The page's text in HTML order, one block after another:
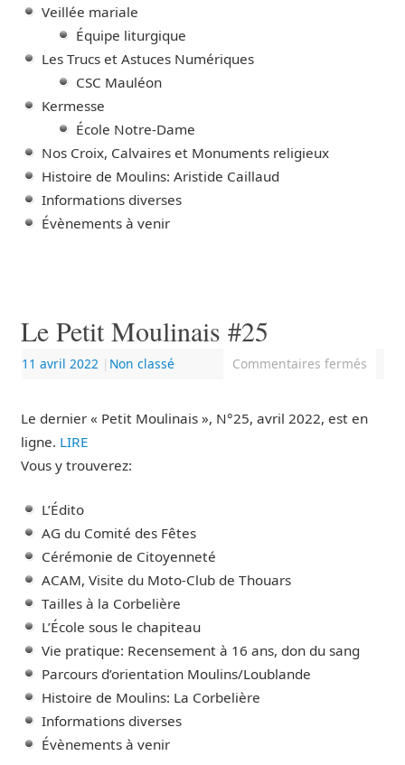
Veillée mariale
Équipe liturgique
Les Trucs et Astuces Numériques
CSC Mauléon
Kermesse
École Notre-Dame
Nos Croix, Calvaires et Monuments religieux
Histoire de Moulins: Aristide Caillaud
Informations diverses
Évènements à venir
Le Petit Moulinais #25
11 avril 2022 | Non classé Commentaires fermés
Le dernier « Petit Moulinais », N°25, avril 2022, est en
ligne. LIRE
Vous y trouverez:
L’Édito
AG du Comité des Fêtes
Cérémonie de Citoyenneté
ACAM, Visite du Moto-Club de Thouars
Tailles à la Corbelière
L’École sous le chapiteau
Vie pratique: Recensement à 16 ans, don du sang
Parcours d’orientation Moulins/Loublande
Histoire de Moulins: La Corbelière
Informations diverses
Évènements à venir